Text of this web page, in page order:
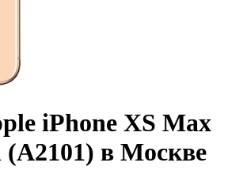
iPhone XS Max
(A2101) в Москве